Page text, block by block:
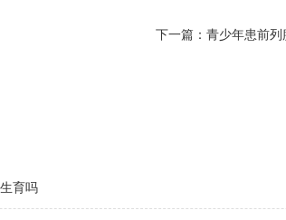
下一篇： 青少年患前
育吗